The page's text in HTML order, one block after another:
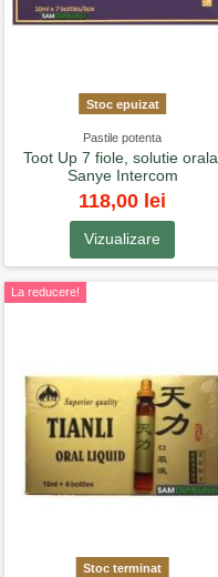
Stoc epuizat
Pastile potenta
Toot Up 7 fiole, solutie orala,
Sanye Intercom
118,00 lei
Vizualizare
La reducere!
Stoc terminat